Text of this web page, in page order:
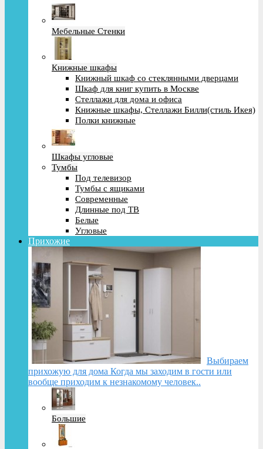
Мебельные Стенки
Книжные шкафы
Книжный шкаф со стеклянными дверцами
Шкаф для книг купить в Москве
Стеллажи для дома и офиса
Книжные шкафы, Стеллажи Билли(стиль Икея)
Полки книжные
Шкафы угловые
Тумбы
Под телевизор
Тумбы с ящиками
Современные
Длинные под ТВ
Белые
Угловые
Прихожие
Выбираем
прихожую для дома Когда мы заходим в гости или
вообще приходим к незнакомому человек..
Большие